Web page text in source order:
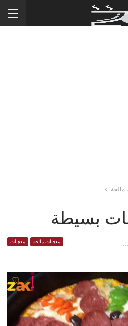
مالحة
بسيطة
معجنات مالحة معجنات